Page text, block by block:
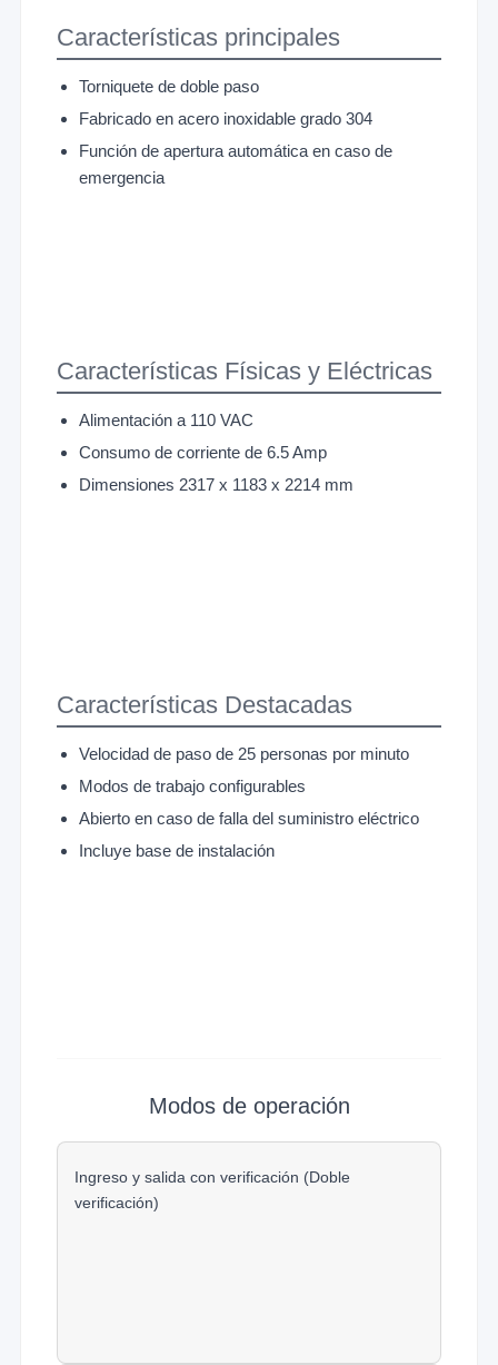
Características principales
Torniquete de doble paso
Fabricado en acero inoxidable grado 304
Función de apertura automática en caso de
emergencia
Características Físicas y Eléctricas
Alimentación a 110 VAC
Consumo de corriente de 6.5 Amp
Dimensiones 2317 x 1183 x 2214 mm
Características Destacadas
Velocidad de paso de 25 personas por minuto
Modos de trabajo configurables
Abierto en caso de falla del suministro eléctrico
Incluye base de instalación
Modos de operación
Ingreso y salida con verificación (Doble
verificación)